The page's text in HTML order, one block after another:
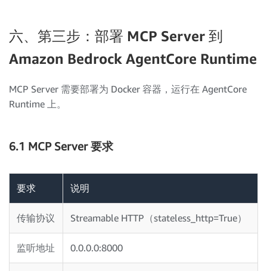
六、第三步：部署 MCP Server 到
Amazon Bedrock AgentCore Runtime
MCP Server 需要部署为 Docker 容器，运行在 AgentCore
Runtime 上。
6.1 MCP Server 要求
要求 说明
传输协议 Streamable HTTP（stateless_http=True）
监听地址 0.0.0.0:8000